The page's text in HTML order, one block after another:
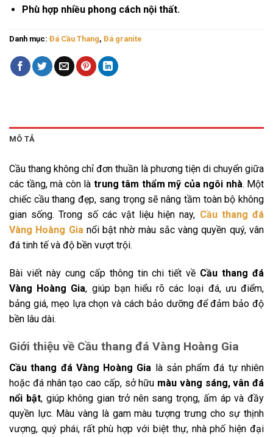
Phù hợp nhiều phong cách nội thất.
Danh mục: Đá Cầu Thang, Đá granite
MÔ TẢ
Cầu thang không chỉ đơn thuần là phương tiện di chuyển giữa
các tầng, mà còn là trung tâm thẩm mỹ của ngôi nhà. Một
chiếc cầu thang đẹp, sang trọng sẽ nâng tầm toàn bộ không
gian sống. Trong số các vật liệu hiện nay, Cầu thang đá
Vàng Hoàng Gianổi bật nhờ màu sắc vàng quyền quý, vân
đá tinh tế và độ bền vượt trội.
Bài viết này cung cấp thông tin chi tiết về Cầu thang đá
Vàng Hoàng Gia, giúp bạn hiểu rõ các loại đá, ưu điểm,
bảng giá, mẹo lựa chọn và cách bảo dưỡng để đảm bảo độ
bền lâu dài.
Giới thiệu về Cầu thang đá Vàng Hoàng Gia
Cầu thang đá Vàng Hoàng Gia là sản phẩm đá tự nhiên
hoặc đá nhân tạo cao cấp, sở hữu màu vàng sáng, vân đá
nổi bật, giúp không gian trở nên sang trọng, ấm áp và đầy
quyền lực. Màu vàng là gam màu tượng trưng cho sự thịnh
vượng, quý phái, rất phù hợp với biệt thự, nhà phố hiện đại